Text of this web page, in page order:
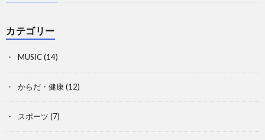
カテゴリー
MUSIC(14)
からだ・健康(12)
スポーツ (7)